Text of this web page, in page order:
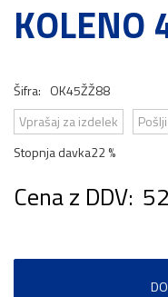
Šifra: OK45ŽŽ88
Vprašaj za izdelek
Stopnja davka22 %
Cena z DDV: